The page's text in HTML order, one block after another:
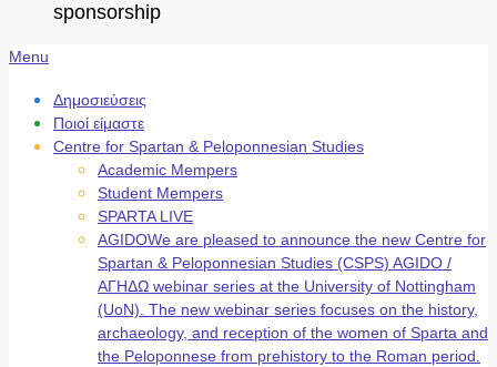
sponsorship
Secondary
Menu
Menu
Δημοσιεύσεις
Ποιοί είμαστε
Centre for Spartan & Peloponnesian Studies
Academic Mempers
Student Mempers
SPARTA LIVE
AGIDOWe are pleased to announce the new Centre for
Spartan & Peloponnesian Studies (CSPS) AGIDO /
ΑΓΗΔΩ webinar series at the University of Nottingham
(UoN). The new webinar series focuses on the history,
archaeology, and reception of the women of Sparta and
the Peloponnese from prehistory to the Roman period.